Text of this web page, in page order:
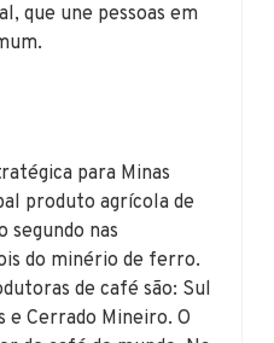
que une pessoas em
para Minas
produto agrícola de
segundo nas
do minério de ferro.
de café são: Sul
e Cerrado Mineiro. O